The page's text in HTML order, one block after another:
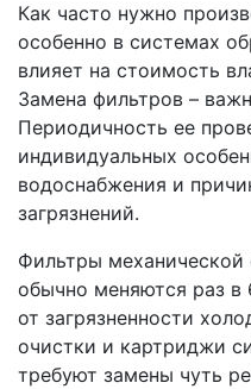
Как часто нужно
особенно в системах
влияет на стоимость
Замена фильтров –
Периодичность ее
индивидуальных
водоснабжения и
загрязнений.
Фильтры механической
обычно меняются раз в
от загрязненности
очистки и картриджи
требуют замены чуть